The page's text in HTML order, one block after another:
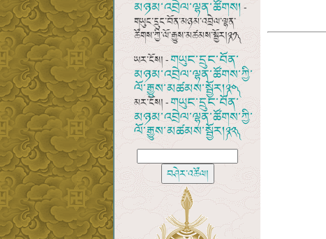
མཉམ་འབྲེལ་ལྷན་ཚོགས། -
གཡུང་དྲུང་བོན་མཉམ་འབྲེལ་ལྷན་
ཚོགས་ཀྱི་ལོ་རྒྱུས་མཚམས་སྦྱོར།༼༢༡༽
ཡར་ངོས། -གཡུང་དྲུང་བོན་
མཉམ་འབྲེལ་ལྷན་ཚོགས་ཀྱི་
ལོ་རྒྱུས་མཚམས་སྦྱོར།༼༢༠༽
མར་ངོས། -གཡུང་དྲུང་བོན་
མཉམ་འབྲེལ་ལྷན་ཚོགས་ཀྱི་
ལོ་རྒྱུས་མཚམས་སྦྱོར།༼༢༢༽